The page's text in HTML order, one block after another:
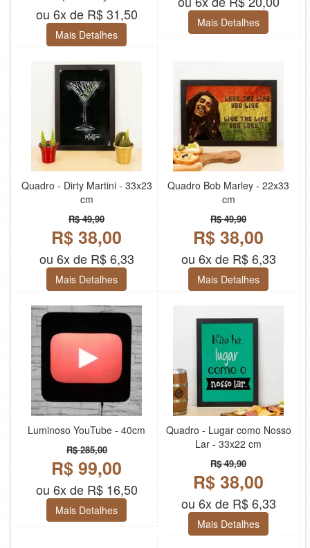
ou 6x de R$ 31,50
Mais Detalhes
Mais Detalhes
Quadro - Dirty Martini - 33x23
cm
R$ 49,90
R$ 38,00
ou 6x de R$ 6,33
Mais Detalhes
Quadro Bob Marley - 22x33
cm
R$ 49,90
R$ 38,00
ou 6x de R$ 6,33
Mais Detalhes
Luminoso YouTube - 40cm
R$ 285,00
R$ 99,00
ou 6x de R$ 16,50
Mais Detalhes
Quadro - Lugar como Nosso
Lar - 33x22 cm
R$ 49,90
R$ 38,00
ou 6x de R$ 6,33
Mais Detalhes